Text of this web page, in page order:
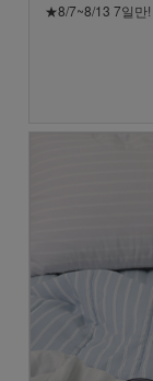
★8/7~8/13 7일만!